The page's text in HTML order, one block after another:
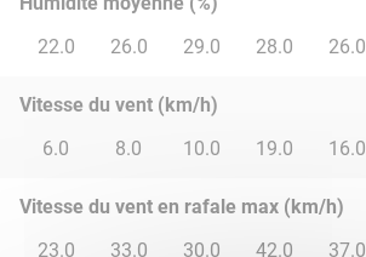
22.0
26.0 29.0 28.0 26.0
Vitesse du vent (km/h)
6.0
8.0 10.0 19.0 16.0
Vitesse du vent en rafale max (km/h)
23.0
33.0 30.0 42.0 37.0